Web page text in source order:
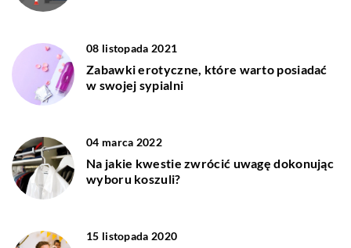
08 listopada 2021
Zabawki erotyczne, które warto posiadać
w swojej sypialni
04 marca 2022
Na jakie kwestie zwrócić uwagę dokonując
wyboru koszuli?
15 listopada 2020